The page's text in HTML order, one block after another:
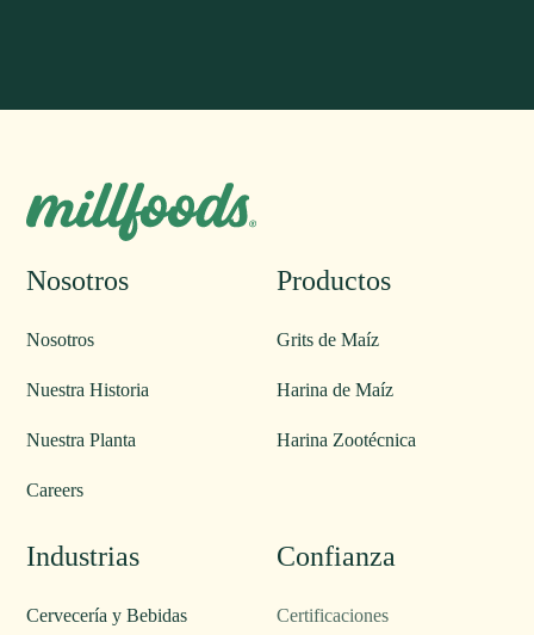
Nosotros
Nosotros
Nuestra Historia
Nuestra Planta
Careers
Productos
Grits de Maíz
Harina de Maíz
Harina Zootécnica
Industrias
Cervecería y Bebidas
Confianza
Certificaciones